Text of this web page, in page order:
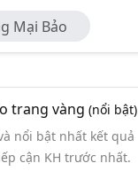
Mại Bảo
trang vàng(nổi bật)
nổi bật nhất kết quả
cận KH trước nhất.